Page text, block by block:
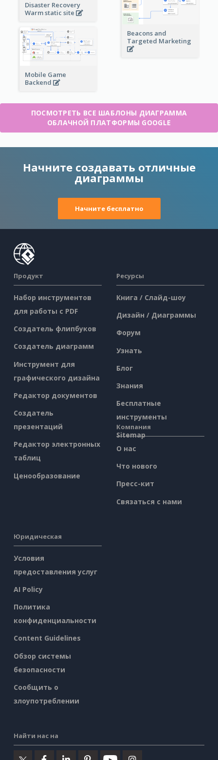
Disaster Recovery
Warm static site
Beacons and
Targeted Marketing
Mobile Game
Backend
ПОСМОТРЕТЬ ВСЕ ШАБЛОНЫ ДИАГРАММА
ОБЛАЧНОЙ ПЛАТФОРМЫ GOOGLE
Начните создавать отличные
диаграммы
Начните бесплатно
Продукт
Набор инструментов
для работы с PDF
Создатель флипбуков
Создатель диаграмм
Инструмент для
графического дизайна
Редактор документов
Создатель
презентаций
Редактор электронных
таблиц
Ценообразование
Ресурсы
Книга / Слайд-шоу
Дизайн / Диаграммы
Форум
Узнать
Блог
Знания
Бесплатные
инструменты
Sitemap
Компания
О нас
Что нового
Пресс-кит
Связаться с нами
Юридическая
Условия
предоставления услуг
AI Policy
Политика
конфиденциальности
Content Guidelines
Обзор системы
безопасности
Сообщить о
злоупотреблении
Найти нас на